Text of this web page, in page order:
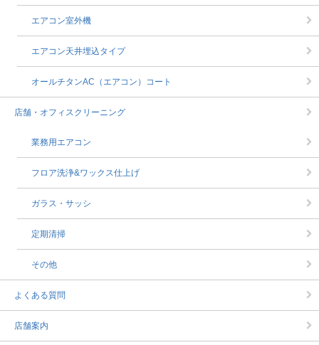
エアコン室外機
エアコン天井埋込タイプ
オールチタンAC（エアコン）コート
店舗・オフィスクリーニング
業務用エアコン
フロア洗浄&ワックス仕上げ
ガラス・サッシ
定期清掃
その他
よくある質問
店舗案内